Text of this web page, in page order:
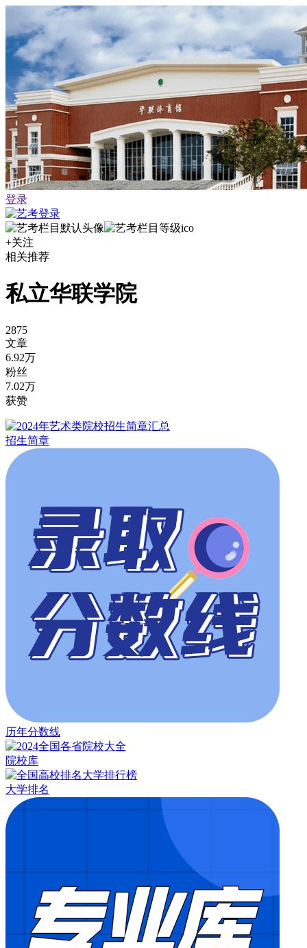
登录
+关注
相关推荐
私立华联学院
2875
文章
6.92万
粉丝
7.02万
获赞
招生简章
历年分数线
院校库
大学排名